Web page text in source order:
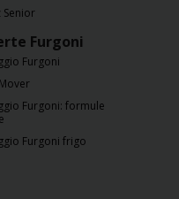
Senior
Furgoni
Furgoni
Furgoni: formule
Furgoni frigo